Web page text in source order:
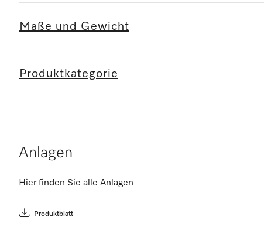
Maße und Gewicht
Produktkategorie
Anlagen
Hier finden Sie alle Anlagen
Produktblatt